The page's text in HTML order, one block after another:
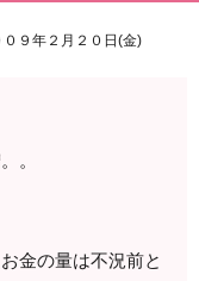
０９年２月２０日(金)
。
金の量は不況前と